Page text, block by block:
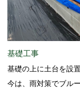
基礎工事
基礎の上に土台を設
今は、雨対策でブル